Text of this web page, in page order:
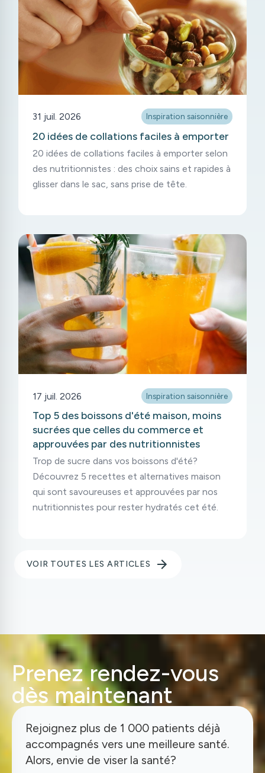
31 juil. 2026 Inspiration saisonnière
20 idées de collations faciles à emporter
20 idées de collations faciles à emporter selon
des nutritionnistes : des choix sains et rapides à
glisser dans le sac, sans prise de tête.
17 juil. 2026 Inspiration saisonnière
Top 5 des boissons d'été maison, moins
sucrées que celles du commerce et
approuvées par des nutritionnistes
Trop de sucre dans vos boissons d'été?
Découvrez 5 recettes et alternatives maison
qui sont savoureuses et approuvées par nos
nutritionnistes pour rester hydratés cet été.
VOIR TOUTES LES ARTICLES
Prenez rendez-vous
dès maintenant
Rejoignez plus de 1 000 patients déjà
accompagnés vers une meilleure santé.
Alors, envie de viser la santé?